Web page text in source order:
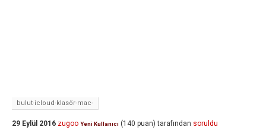
bulut-icloud-klasör-mac-
29 Eylül 2016 zugoo Yeni Kullanıcı (140 puan) tarafından soruldu